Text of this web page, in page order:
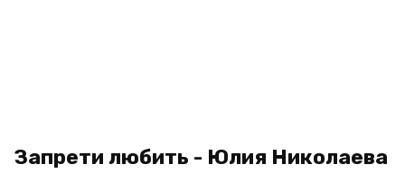
Запрети любить - Юлия Николаева